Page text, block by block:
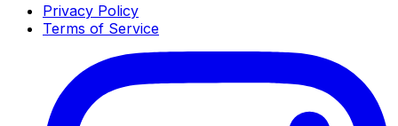
Privacy Policy
Terms of Service